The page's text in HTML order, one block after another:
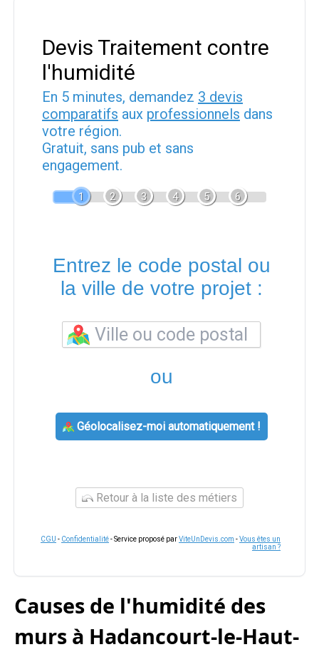
Devis Traitement contre
l'humidité
En 5 minutes, demandez 3 devis
comparatifs aux professionnels dans
votre région.
Gratuit, sans pub et sans
engagement.
1 2 3 4 5 6
Entrez le code postal ou
la ville de votre projet :
ou
Géolocalisez-moi automatiquement !
Retour à la liste des métiers
CGU - Confidentialité- Service proposé parViteUnDevis.com -Vous êtes un
artisan ?
Causes de l'humidité des
murs à Hadancourt-le-Haut-